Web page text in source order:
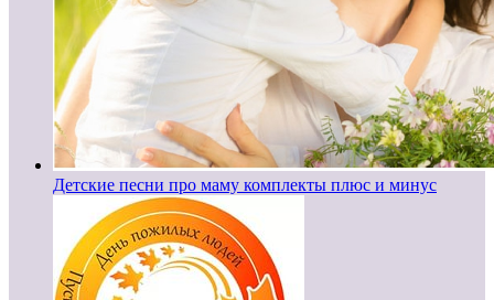
Детские песни про маму комплекты плюс и минус